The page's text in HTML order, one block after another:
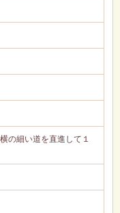
の細い道を直進して１